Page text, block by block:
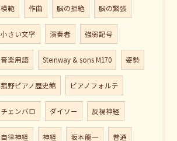
模範 作曲 脳の拒絶 脳の緊張
小さい文字 演奏者 強弱記号
音楽用語 Steinway & sons M170 姿勢
菰野ピアノ歴史館 ピアノフォルテ
チェンバロ ダイソー 反視神経
自律神経 神経 坂本龍一 普通